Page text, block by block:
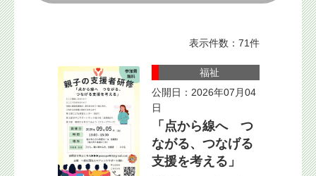
表示件数：71件
福祉
公開日：2026年07月04
日
「点から線へ つ
ながる、つなげる
支援を考える」